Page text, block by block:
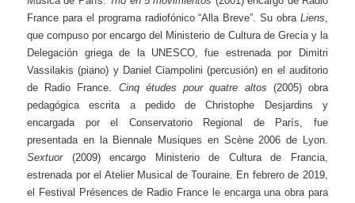
France para el programa radiofónico “Alla Breve”. Su obra Liens,
que compuso por encargo del Ministerio de Cultura de Grecia y la
Delegación griega de la UNESCO, fue estrenada por Dimitri
Vassilakis (piano) y Daniel Ciampolini (percusión) en el auditorio
de Radio France. Cinq études pour quatre altos (2005) obra
pedagógica escrita a pedido de Christophe Desjardins y
encargada por el Conservatorio Regional de París, fue
presentada en la Biennale Musiques en Scène 2006 de Lyon.
Sextuor(2009) encargo Ministerio de Cultura de Francia,
estrenada por el Atelier Musical de Touraine. En febrero de 2019,
el Festival Présences de Radio France le encarga una obra para